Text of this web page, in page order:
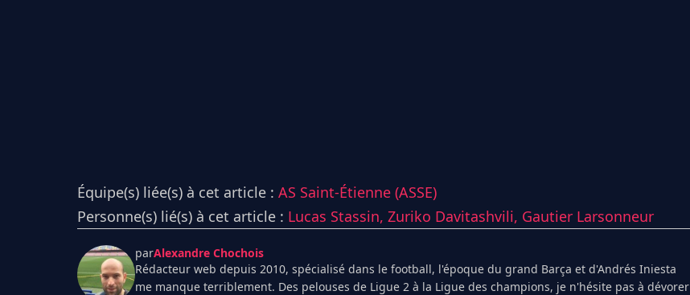
Équipe(s) liée(s) à cet article : AS Saint-Étienne (ASSE)
Personne(s) lié(s) à cet article : Lucas Stassin, Zuriko Davitashvili, Gautier Larsonneur
parAlexandre Chochois
Rédacteur web depuis 2010, spécialisé dans le football, l'époque du grand Barça et d'Andrés Iniesta
me manque terriblement. Des pelouses de Ligue 2 à la Ligue des champions, je n'hésite pas à dévorer